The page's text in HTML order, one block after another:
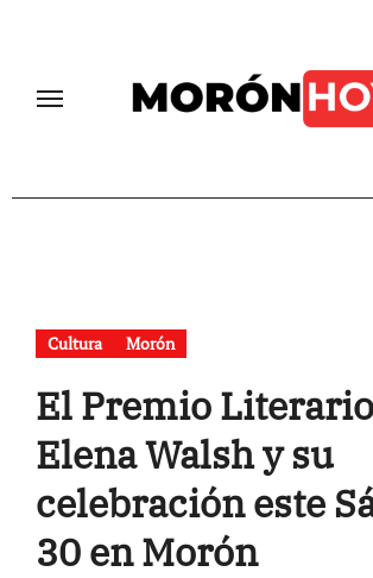
Cultura Morón
El Premio
Elena Walsh y su
celebración este
30 en Morón